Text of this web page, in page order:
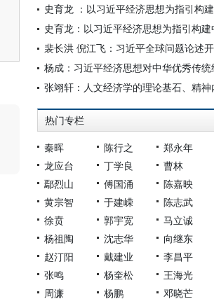
热门专栏
秦晖 陈行之
郑永年
龙应台
丁学良
曹林
鄢烈山
傅国涌
陈嘉映
黄宗智
于建嵘
陈志武
徐贲
郭宇宽
马立诚
杨祖陶
沈志华
向继东
赵汀阳
戴建业
李昌平
张鸣
杨奎松
王海光
周濂
杨鹏
邓晓芒